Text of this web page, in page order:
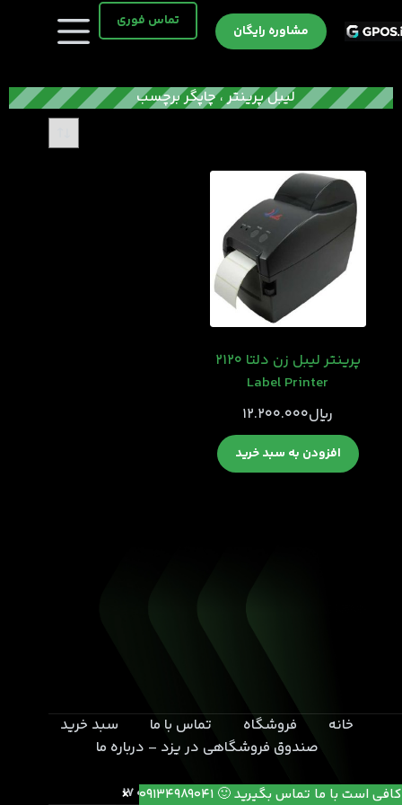
کافی است با ما تماس بگیرید 🙂 09134989041
به
مشاوره رایگان
تماس فوری
لیبل پرینتر ، چاپگر برچسب
پرینتر لیبل زن دلتا 2120
Label Printer
﷼12.200.000
افزودن به سبد خرید
خانه فروشگاه تماس با ما
سبد خرید
صندوق فروشگاهی در یزد – درباره ما
یزد- بلوار خامنه ای- انتهای کوچه 17